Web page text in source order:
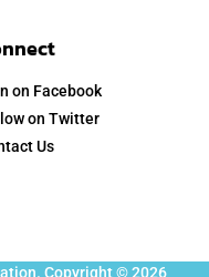
on Facebook
on Twitter
Us
Copyright © 2026